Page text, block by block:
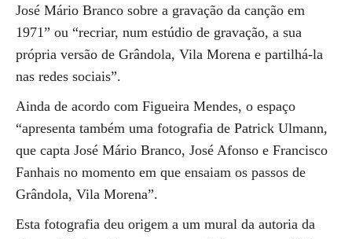
José Mário Branco sobre a gravação da canção em
1971” ou “recriar, num estúdio de gravação, a sua
própria versão de Grândola, Vila Morena e partilhá-la
nas redes sociais”.
Ainda de acordo com Figueira Mendes, o espaço
“apresenta também uma fotografia de Patrick Ulmann,
que capta José Mário Branco, José Afonso e Francisco
Fanhais no momento em que ensaiam os passos de
Grândola, Vila Morena”.
Esta fotografia deu origem a um mural da autoria da